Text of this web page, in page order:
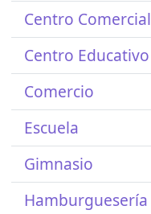
Centro Comercial
Centro Educativo
Comercio
Escuela
Gimnasio
Hamburguesería